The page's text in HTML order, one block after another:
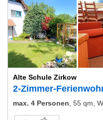
Alte Schule Zirkow
2-Zimmer-
max. 4 Personen 55 qm,